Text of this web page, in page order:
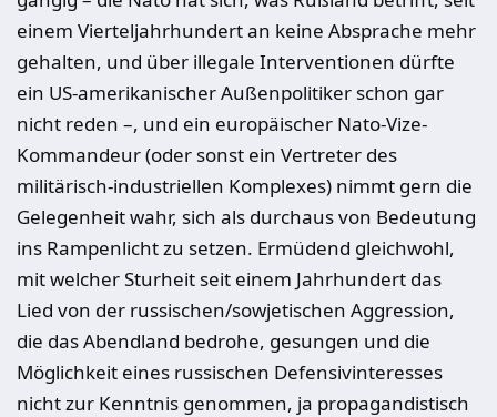
einem Vierteljahrhundert an keine Absprache mehr
gehalten, und über illegale Interventionen dürfte
ein US-amerikanischer Außenpolitiker schon gar
nicht reden –, und ein europäischer Nato-Vize-
Kommandeur (oder sonst ein Vertreter des
militärisch-industriellen Komplexes) nimmt gern die
Gelegenheit wahr, sich als durchaus von Bedeutung
ins Rampenlicht zu setzen. Ermüdend gleichwohl,
mit welcher Sturheit seit einem Jahrhundert das
Lied von der russischen/sowjetischen Aggression,
die das Abendland bedrohe, gesungen und die
Möglichkeit eines russischen Defensivinteresses
nicht zur Kenntnis genommen, ja propagandistisch